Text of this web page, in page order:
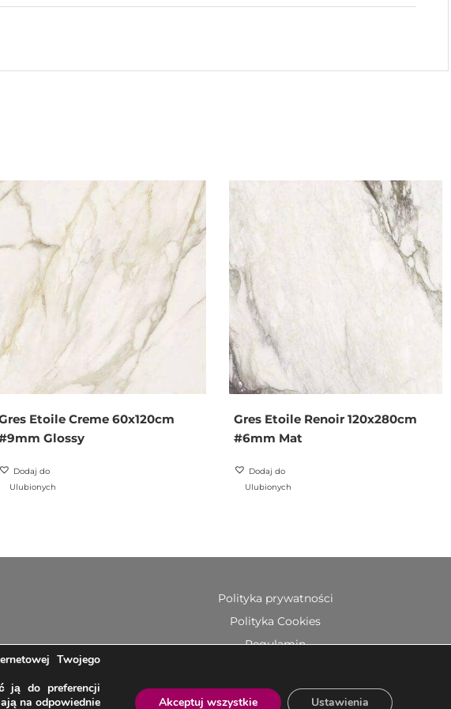
Etoile Creme 60x120cm
Glossy
Dodaj do
Ulubionych
Gres Etoile Renoir 120x280cm
#6mm Mat
Dodaj do
Ulubionych
Polityka prywatności
Polityka Cookies
Regulamin
Twojego
ją do preferencji
na odpowiednie
Akceptuj wszystkie Ustawienia